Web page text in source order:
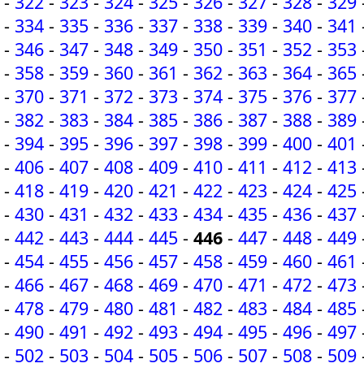
- 334 - 335 - 336 - 337 - 338 - 339 - 340 - 341
- 346 - 347 - 348 - 349 - 350 - 351 - 352 - 353
- 358 - 359 - 360 - 361 - 362 - 363 - 364 - 365
- 370 - 371 - 372 - 373 - 374 - 375 - 376 - 377
- 382 - 383 - 384 - 385 - 386 - 387 - 388 - 389
- 394 - 395 - 396 - 397 - 398 - 399 - 400 - 401
- 406 - 407 - 408 - 409 - 410 - 411 - 412 - 413
- 418 - 419 - 420 - 421 - 422 - 423 - 424 - 425
- 430 - 431 - 432 - 433 - 434 - 435 - 436 - 437
- 442 - 443 - 444 - 445 - 446 - 447 - 448 - 449
- 454 - 455 - 456 - 457 - 458 - 459 - 460 - 461
- 466 - 467 - 468 - 469 - 470 - 471 - 472 - 473
- 478 - 479 - 480 - 481 - 482 - 483 - 484 - 485
- 490 - 491 - 492 - 493 - 494 - 495 - 496 - 497
- 502 - 503 - 504 - 505 - 506 - 507 - 508 - 509